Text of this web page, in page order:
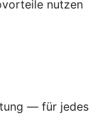
nutzen
— für jedes